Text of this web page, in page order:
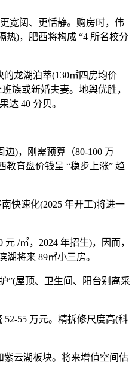
宽阔、更恬静。购房时，伟
)，肥西将构成 “4 所名校分
龙湖泊萃(130㎡四房均价
族或新婚夫妻。地舆优胜，
达 40 分贝。
)，刚需预算（80-100 万
教育盘价钱呈 “稳步上涨” 趋
快速化(2025 年开工)将进一
/㎡，2024 年招生)，因而，
将来 89㎡小三房。
”(屋顶、卫生间、阳台别离采
55 万元。精拆修尺度高(科
云湖板块。将来增值空间估